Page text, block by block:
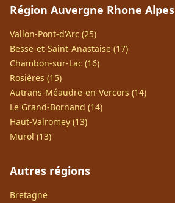
Région Auvergne Rhone Alpes
Vallon-Pont-d'Arc (25)
Besse-et-Saint-Anastaise (17)
Chambon-sur-Lac (16)
Rosières (15)
Autrans-Méaudre-en-Vercors (14)
Le Grand-Bornand (14)
Haut-Valromey (13)
Murol (13)
Autres régions
Bretagne